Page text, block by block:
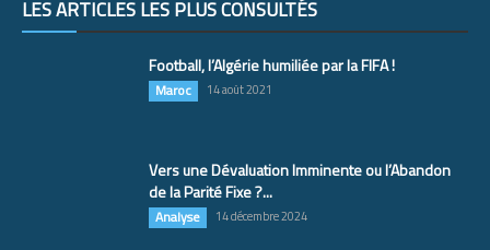
LES ARTICLES LES PLUS CONSULTÉS
Football, l’Algérie humiliée par la FIFA !
Maroc 14 août 2021
Vers une Dévaluation Imminente ou l’Abandon
de la Parité Fixe ?...
Analyse 14 décembre 2024